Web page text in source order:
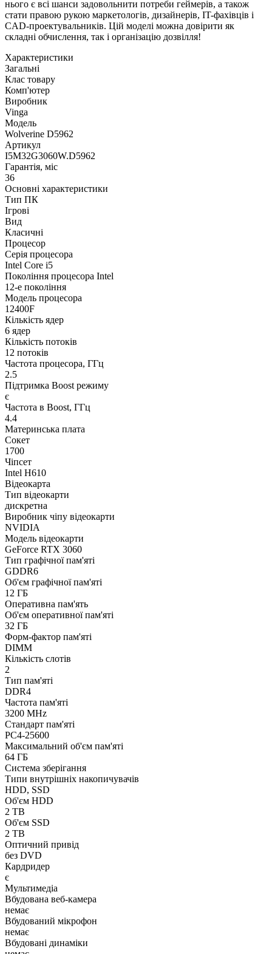
нього є всі шанси задовольнити потреби геймерів, а також
стати правою рукою маркетологів, дизайнерів, IT-фахівців і
CAD-проектувальників. Цій моделі можна довірити як
складні обчислення, так і організацію дозвілля!
Характеристики
Загальні
Клас товару
Комп'ютер
Виробник
Vinga
Модель
Wolverine D5962
Артикул
I5M32G3060W.D5962
Гарантія, міс
36
Основні характеристики
Тип ПК
Ігрові
Вид
Класичні
Процесор
Серія процесора
Intel Core i5
Покоління процесора Intel
12-е покоління
Модель процесора
12400F
Кількість ядер
6 ядер
Кількість потоків
12 потоків
Частота процесора, ГГц
2.5
Підтримка Boost режиму
є
Частота в Boost, ГГц
4.4
Материнська плата
Сокет
1700
Чіпсет
Intel H610
Відеокарта
Тип відеокарти
дискретна
Виробник чіпу відеокарти
NVIDIA
Модель відеокарти
GeForce RTX 3060
Тип графічної пам'яті
GDDR6
Об'єм графічної пам'яті
12 ГБ
Оперативна пам'ять
Об'єм оперативної пам'яті
32 ГБ
Форм-фактор пам'яті
DIMM
Кількість слотів
2
Тип пам'яті
DDR4
Частота пам'яті
3200 MHz
Стандарт пам'яті
PC4-25600
Максимальний об'єм пам'яті
64 ГБ
Система зберігання
Типи внутрішніх накопичувачів
HDD, SSD
Об'єм HDD
2 TB
Об'єм SSD
2 TB
Оптичний привід
без DVD
Кардридер
є
Мультимедіа
Вбудована веб-камера
немає
Вбудований мікрофон
немає
Вбудовані динаміки